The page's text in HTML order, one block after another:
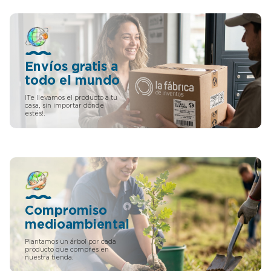
plantaremos un árbol en tu
nombre, si no es lo que
esperaba o decide que no
los quiere, reciba un
reembolso completo sin
problemas. La garantía de
fábrica solo está disponible a
través de vendedores
autorizados.
terminal, la funcionalidad de
dicho accesorio es su mayor
ventaja, ya que será el propio
individuo el que decidirá
cómo y dónde colocarse el
móvil para que la otra
persona lo escuche y
entienda sin dificultad.
Según Warren Buffet uno de
los mejores inversores del
mundo además de
multimillonario debes evitar
buscar negocios con la
capacidad de aumentar los
precios con bastante
facilidad sin temor a perder
cuota de mercado. Todo
esto lo tienen los inventos o
las inversiones de comprar
patentes y más con las
condiciones y facilidades que
pone La Fábrica de Inventos.
Warren Buffet busca
Envíos gratis a
todo el mundo
¡Te llevamos el producto a tu
casa, sin importar dónde
estés!.
Compromiso
medioambiental
Plantamos un árbol por cada
producto que compres en
nuestra tienda.